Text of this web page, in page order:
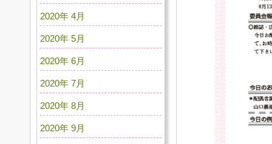
2020年 4月
2020年 5月
2020年 6月
2020年 7月
2020年 8月
2020年 9月